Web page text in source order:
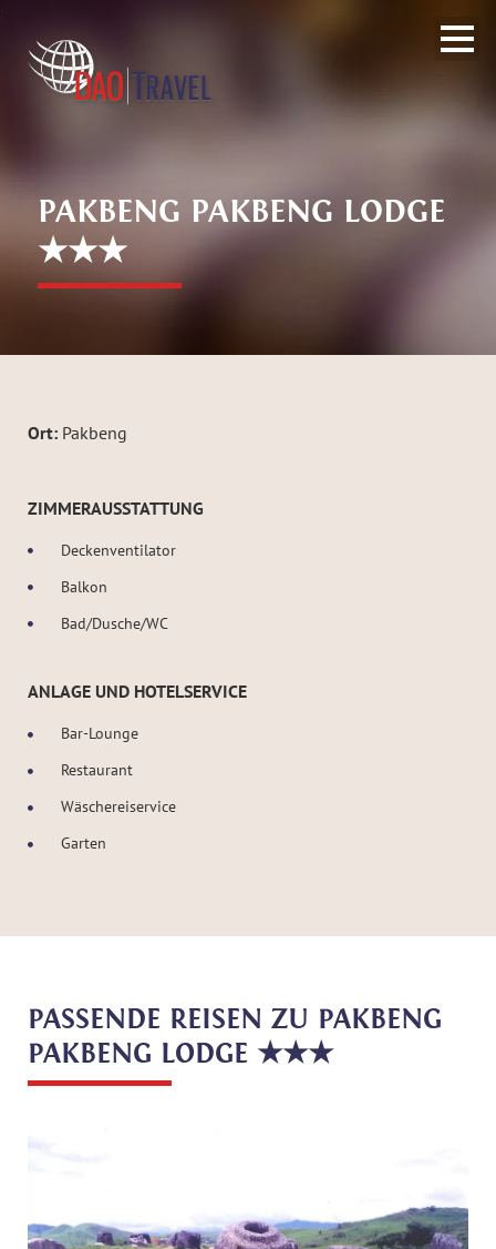
PAKBENG PAKBENG LODGE
★★★
Ort: Pakbeng
ZIMMERAUSSTATTUNG
Deckenventilator
Balkon
Bad/Dusche/WC
ANLAGE UND HOTELSERVICE
Bar-Lounge
Restaurant
Wäschereiservice
Garten
PASSENDE REISEN ZU PAKBENG
PAKBENG LODGE ★★★